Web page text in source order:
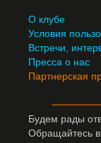
О клубе
Условия
Встречи,
Пресса о нас
Партнерская
Будем рады
Обращайтесь